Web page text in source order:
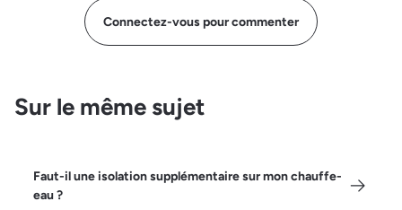
Connectez-vous pour commenter
Sur le même sujet
Faut-il une isolation supplémentaire sur mon chauffe-
eau ?